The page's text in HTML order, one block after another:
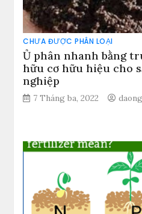
CHƯA ĐƯỢC PHÂN LOẠI
Ủ phân nhanh bằng
hữu cơ hữu hiệu cho
nghiệp
7 Tháng ba, 2022